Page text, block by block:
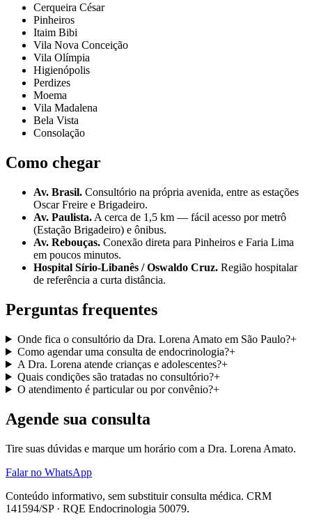
Cerqueira César
Pinheiros
Itaim Bibi
Vila Nova Conceição
Vila Olímpia
Higienópolis
Perdizes
Moema
Vila Madalena
Bela Vista
Consolação
Como chegar
Av. Brasil. Consultório na própria avenida, entre as estações
Oscar Freire e Brigadeiro.
Av. Paulista. A cerca de 1,5 km — fácil acesso por metrô
(Estação Brigadeiro) e ônibus.
Av. Rebouças. Conexão direta para Pinheiros e Faria Lima
em poucos minutos.
Hospital Sírio-Libanês / Oswaldo Cruz. Região hospitalar
de referência a curta distância.
Perguntas frequentes
Onde fica o consultório da Dra. Lorena Amato em São Paulo?+
Como agendar uma consulta de endocrinologia?+
A Dra. Lorena atende crianças e adolescentes?+
Quais condições são tratadas no consultório?+
O atendimento é particular ou por convênio?+
Agende sua consulta
Tire suas dúvidas e marque um horário com a Dra. Lorena Amato.
Falar no WhatsApp
Conteúdo informativo, sem substituir consulta médica. CRM
141594/SP· RQE Endocrinologia 50079.